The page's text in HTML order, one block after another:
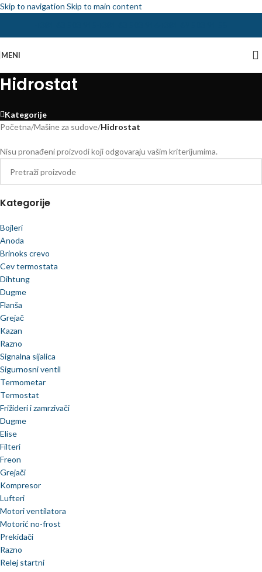
Skip to navigation Skip to main content
MENI
Hidrostat
Kategorije
Kategorije
Bojleri
Anoda
Brinoks crevo
Cev termostata
Dihtung
Dugme
Flanša
Grejač
Kazan
Razno
Signalna sijalica
Sigurnosni ventil
Termometar
Termostat
Frižideri i zamrzivači
Dugme
Elise
Filteri
Freon
Grejači
Kompresor
Lufteri
Motori ventilatora
Motorić no-frost
Prekidači
Razno
Relej startni
Početna/Mašine za sudove/Hidrostat
Nisu pronađeni proizvodi koji odgovaraju vašim kriterijumima.